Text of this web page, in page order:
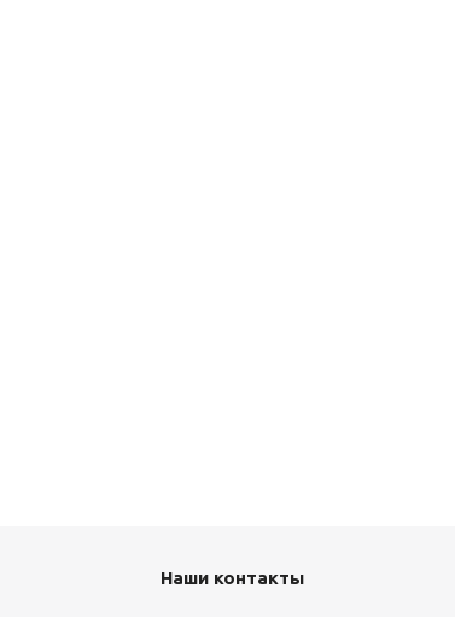
Наши контакты